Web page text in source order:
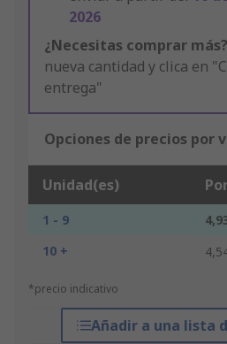
2026
¿Necesitas comprar más?
nueva cantidad y clica en
entrega"
Opciones de precios por
Unidad(es)
1 - 9
10 +
*precio indicativo
Añadir a una lista